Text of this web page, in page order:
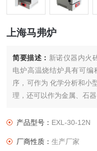
上海马弗炉
简要描述： 新诺仪器内火
电炉高温烧结炉具有可编
序，可作为 化学分析和小
理，还可以作为金属、石
产品型号： EXL-30-12N
厂商性质：生产厂家